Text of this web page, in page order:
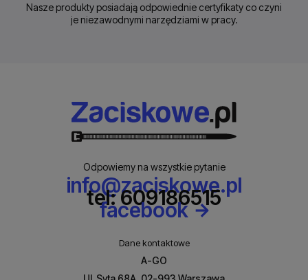
Nasze produkty posiadają odpowiednie certyfikaty co czyni
je niezawodnymi narzędziami w pracy.
Odpowiemy na wszystkie pytanie
info@zaciskowe.pl
tel: 609186515
facebook
Dane kontaktowe
A-GO